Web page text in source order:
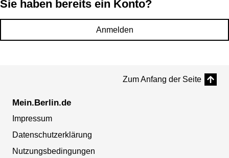
Sie haben bereits ein Konto?
Anmelden
Zum Anfang der Seite
Mein.Berlin.de
Impressum
Datenschutzerklärung
Nutzungsbedingungen